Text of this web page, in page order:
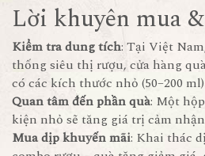
Lời khuyên mua
Kiểm tra dung tích: Tại Việt
thống siêu thị rượu, cửa hàng
có các kích thước nhỏ (50–200
Quan tâm đến phần quà: Một
kiện nhỏ sẽ tăng giá trị cảm
Mua dịp khuyến mãi: Khai thác